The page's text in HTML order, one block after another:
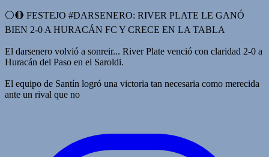
⚪️🔴 FESTEJO #DARSENERO: RIVER PLATE LE GANÓ
BIEN 2-0 A HURACÁN FC Y CRECE EN LA TABLA
El darsenero volvió a sonreir... River Plate venció con claridad 2-0 a
Huracán del Paso en el Saroldi.
El equipo de Santín logró una victoria tan necesaria como merecida
ante un rival que no